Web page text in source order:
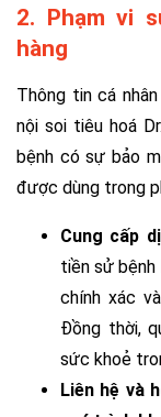
2. Phạm vi
hàng
Thông tin cá
nội soi tiêu hoá
bệnh có sự bảo
được dùng trong
Cung cấp
tiền sử bệnh
chính xác
Đồng thời,
sức khoẻ
Liên hệ và